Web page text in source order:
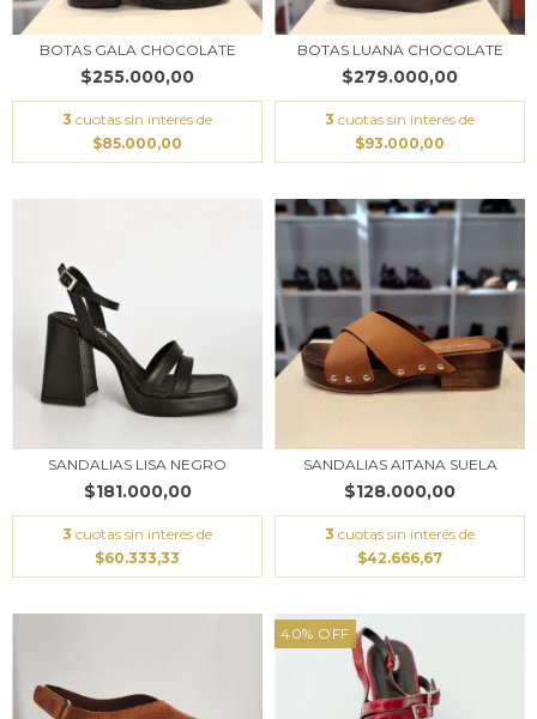
BOTAS GALA CHOCOLATE
$255.000,00
3 cuotas sin interés de
$85.000,00
BOTAS LUANA CHOCOLATE
$279.000,00
3 cuotas sin interés de
$93.000,00
SANDALIAS LISA NEGRO
$181.000,00
3 cuotas sin interés de
$60.333,33
SANDALIAS AITANA SUELA
$128.000,00
3 cuotas sin interés de
$42.666,67
40% OFF